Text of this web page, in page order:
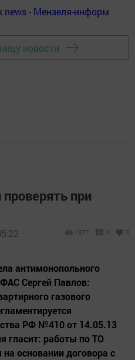
news - Мензеля-информ
новости
при
1277 0 0
антимонопольного
Сергей Павлов:
газового
РФ №410 от 14.05.13
гласит: работы по ТО
основании договора с